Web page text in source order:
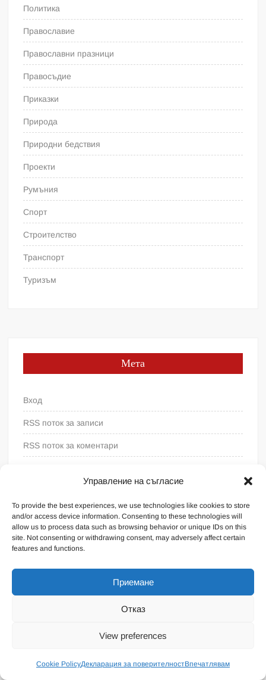
Управление на съгласие
To provide the best experiences, we use technologies like cookies to store
and/or access device information. Consenting to these technologies will
allow us to process data such as browsing behavior or unique IDs on this
site. Not consenting or withdrawing consent, may adversely affect certain
features and functions.
Приемане
Отказ
View preferences
Cookie PolicyДекларация за поверителностВпечатлявам
Политика
Православие
Православни празници
Правосъдие
Приказки
Природа
Природни бедствия
Проекти
Румъния
Спорт
Строителство
Транспорт
Туризъм
Мета
Вход
RSS поток за записи
RSS поток за коментари
Proudly powered by WordPress |Theme: FreeNews
Общи условия